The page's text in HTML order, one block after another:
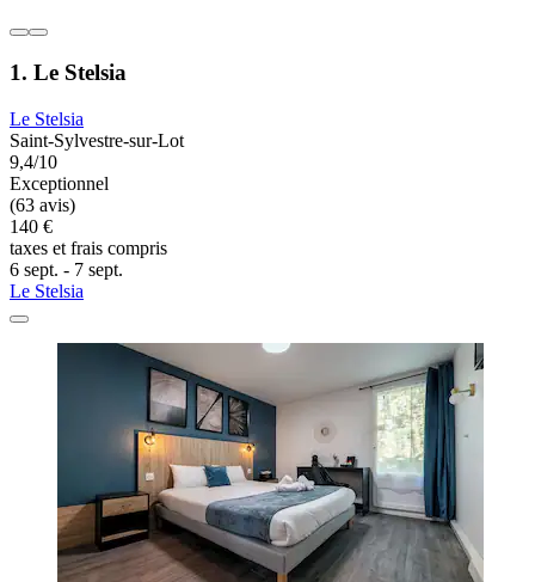
1. Le Stelsia
Le Stelsia
Saint-Sylvestre-sur-Lot
9,4/10
Exceptionnel
(63 avis)
140 €
taxes et frais compris
6 sept. - 7 sept.
Le Stelsia